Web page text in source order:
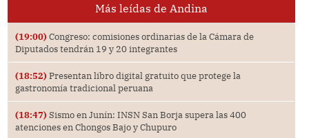
Más leídas de Andina
(19:00) Congreso: comisiones ordinarias de la Cámara de
Diputados tendrán 19 y 20 integrantes
(18:52) Presentan libro digital gratuito que protege la
gastronomía tradicional peruana
(18:47) Sismo en Junín: INSN San Borja supera las 400
atenciones en Chongos Bajo y Chupuro